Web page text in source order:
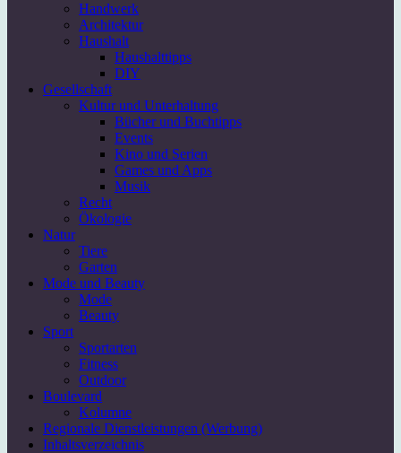
Handwerk
Architektur
Haushalt
Haushalttipps
DIY
Gesellschaft
Kultur und Unterhaltung
Bücher und Buchtipps
Events
Kino und Serien
Games und Apps
Musik
Recht
Ökologie
Natur
Tiere
Garten
Mode und Beauty
Mode
Beauty
Sport
Sportarten
Fitness
Outdoor
Boulevard
Kolumne
Regionale Dienstleistungen (Werbung)
Inhaltsverzeichnis